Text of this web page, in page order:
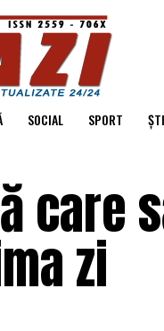
SOCIAL SPORT
care
zi